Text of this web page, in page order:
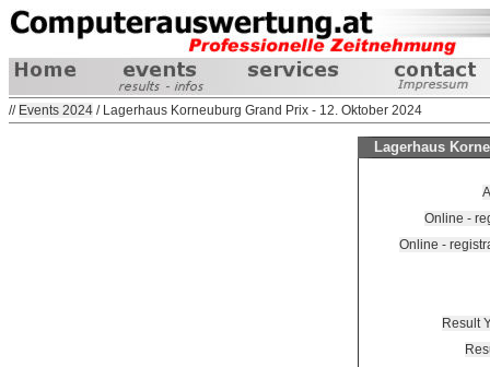
// Events 2024 / Lagerhaus Korneuburg Grand Prix - 12. Oktober 2024
Lagerhaus
Online -
Online -
Result